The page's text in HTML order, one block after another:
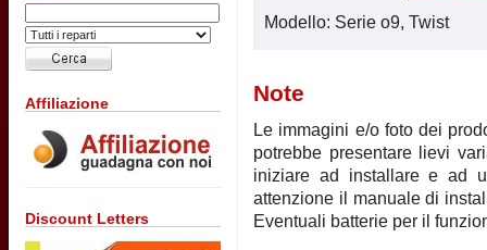
Affiliazione
Discount Letters
Modello: Serie o9, Twist
Note
Le immagini e/o foto dei
potrebbe presentare lievi
iniziare ad installare e ad
attenzione il manuale di
Eventuali batterie per il